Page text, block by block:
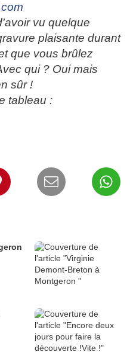
vu quelque
plaisante durant
que vous brûlez
qui ? Oui mais
sûr !
tableau :